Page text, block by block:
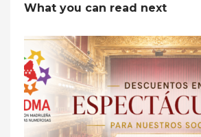
What you can read next